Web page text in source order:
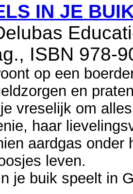
IN JE
ISBN 978-
op een
en
vreselijk om
haar
aardgas onder
leven.
je buik speelt in